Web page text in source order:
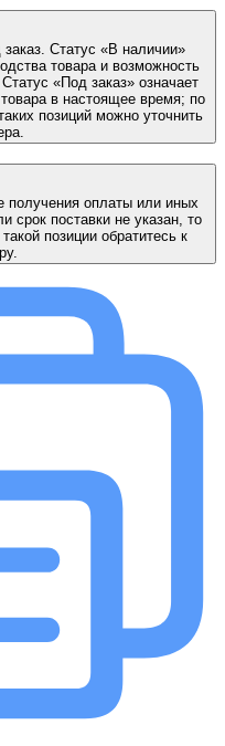
Статус «В наличии»
товара и возможность
«Под заказ» означает
в настоящее время; по
позиций можно уточнить
получения оплаты или иных
срок поставки не указан, то
позиции обратитесь к